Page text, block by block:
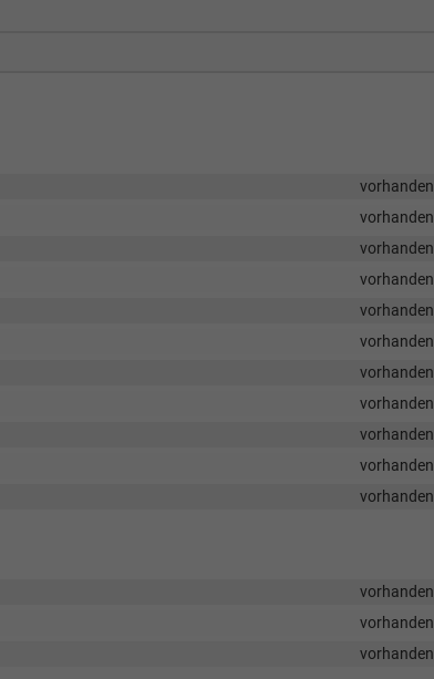
vorhanden
vorhanden
vorhanden
vorhanden
vorhanden
vorhanden
vorhanden
vorhanden
vorhanden
vorhanden
vorhanden
vorhanden
vorhanden
vorhanden